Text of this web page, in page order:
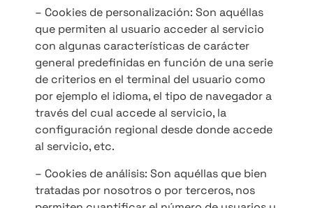
– Cookies de personalización: Son aquéllas
que permiten al usuario acceder al servicio
con algunas características de carácter
general predefinidas en función de una serie
de criterios en el terminal del usuario como
por ejemplo el idioma, el tipo de navegador a
través del cual accede al servicio, la
configuración regional desde donde accede
al servicio, etc.
– Cookies de análisis: Son aquéllas que bien
tratadas por nosotros o por terceros, nos